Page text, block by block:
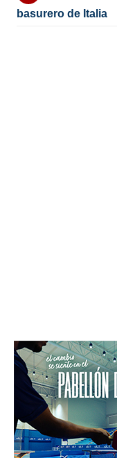
basurero de Italia